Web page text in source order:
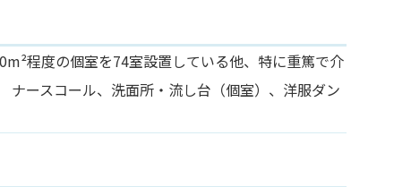
程度の個室を74室設置している他、特に重篤で介
ナースコール、洗面所・流し台（個室）、洋服ダン